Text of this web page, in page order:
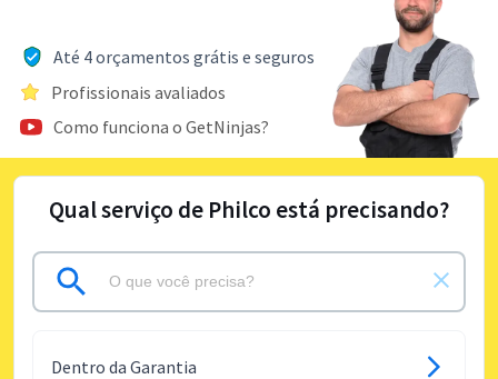
Até 4 orçamentos grátis e seguros
Profissionais avaliados
Como funciona o GetNinjas?
Qual serviço de Philco está precisando?
Dentro da Garantia